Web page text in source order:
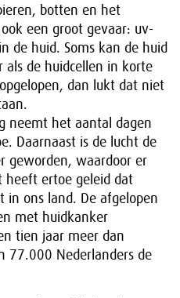
botten en het
een groot gevaar: uv-
de huid. Soms kan de huid
als de huidcellen in korte
dan lukt dat niet
neemt het aantal dagen
Daarnaast is de lucht de
geworden, waardoor er
heeft ertoe geleid dat
in ons land. De afgelopen
met huidkanker
tien jaar meer dan
77.000 Nederlanders de